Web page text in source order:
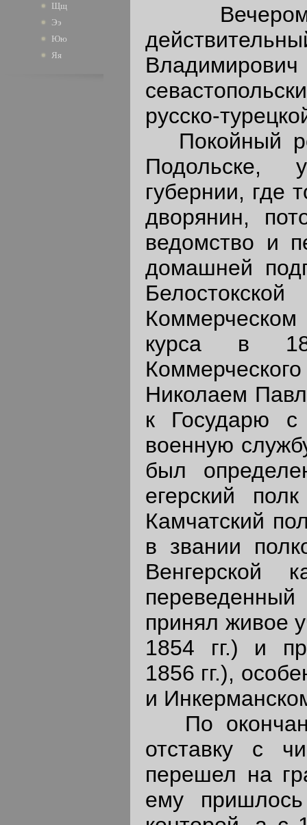
Щщ
Ээ
Юю
Яя
Вечером
русско-
Покойный
Подольске,
губернии, где
дворянин,
ведомство и
домашней
курса в
Николаем
к Государю
военную
был
егерский
Камчатский
в звании
Венгерской
принял живое
1854 гг.) и
1856 гг.),
и
По
отставку с
перешел на
ему